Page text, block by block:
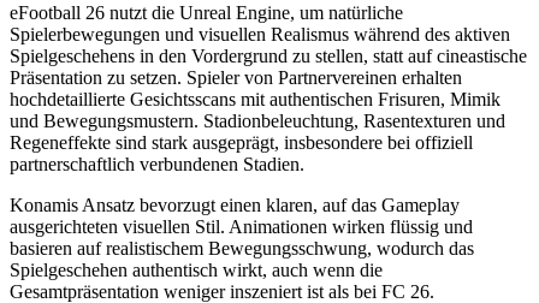
eFootball 26 nutzt die Unreal Engine, um natürliche
Spielerbewegungen und visuellen Realismus während des aktiven
Spielgeschehens in den Vordergrund zu stellen, statt auf cineastische
Präsentation zu setzen. Spieler von Partnervereinen erhalten
hochdetaillierte Gesichtsscans mit authentischen Frisuren, Mimik
und Bewegungsmustern. Stadionbeleuchtung, Rasentexturen und
Regeneffekte sind stark ausgeprägt, insbesondere bei offiziell
partnerschaftlich verbundenen Stadien.
Konamis Ansatz bevorzugt einen klaren, auf das Gameplay
ausgerichteten visuellen Stil. Animationen wirken flüssig und
basieren auf realistischem Bewegungsschwung, wodurch das
Spielgeschehen authentisch wirkt, auch wenn die
Gesamtpräsentation weniger inszeniert ist als bei FC 26.